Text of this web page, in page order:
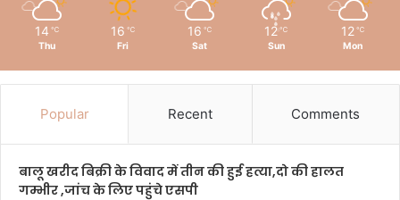
14 ℃
Thu
16 ℃
Fri
16 ℃
Sat
12 ℃
Sun
12 ℃
Mon
Popular Recent Comments
बालू खरीद बिक्री के विवाद में तीन की हुई हत्या,दो की हालत
गम्भीर ,जांच के लिए पहुंचे एसपी